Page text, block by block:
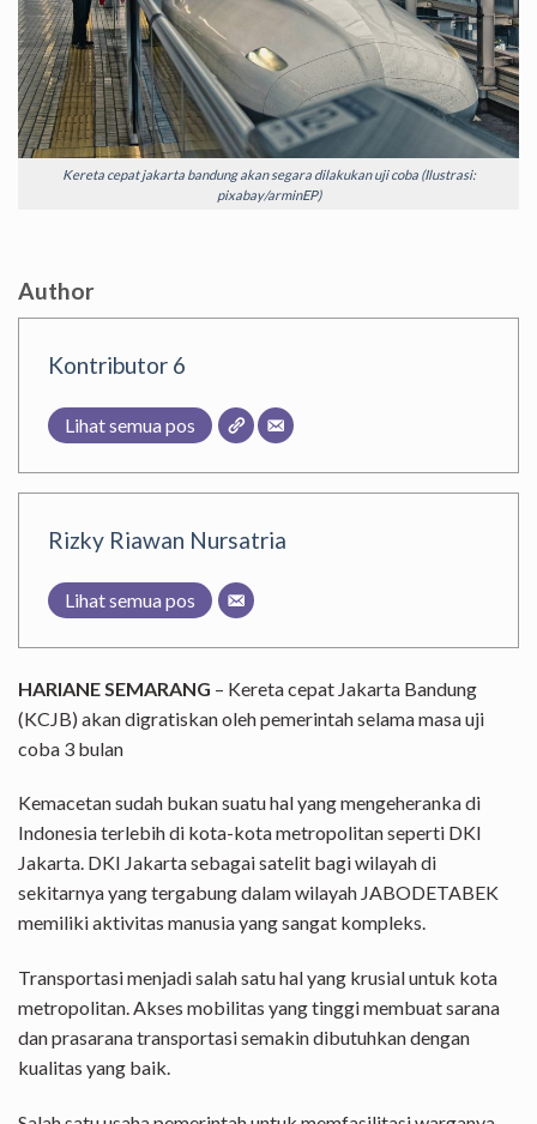
Kereta cepat jakarta bandung akan segara dilakukan uji coba (Ilustrasi:
pixabay/arminEP)
Author
Kontributor 6
Lihat semua pos
Rizky Riawan Nursatria
Lihat semua pos
HARIANE SEMARANG – Kereta cepat Jakarta Bandung
(KCJB) akan digratiskan oleh pemerintah selama masa uji
coba 3 bulan
Kemacetan sudah bukan suatu hal yang mengeheranka di
Indonesia terlebih di kota-kota metropolitan seperti DKI
Jakarta. DKI Jakarta sebagai satelit bagi wilayah di
sekitarnya yang tergabung dalam wilayah JABODETABEK
memiliki aktivitas manusia yang sangat kompleks.
Transportasi menjadi salah satu hal yang krusial untuk kota
metropolitan. Akses mobilitas yang tinggi membuat sarana
dan prasarana transportasi semakin dibutuhkan dengan
kualitas yang baik.